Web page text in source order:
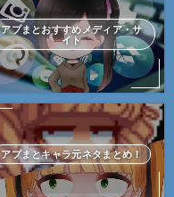
アプまとおすすめメディア・サ
イト
アプまとキャラ元ネタまとめ！